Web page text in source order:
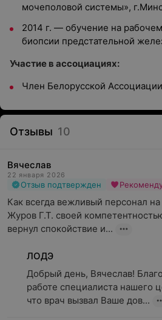
мочеполовой системы»,
2014 г. — обучение на
биопсии предстательной
Участие в ассоциациях:
Член Белорусской
Отзывы 10
Вячеслав
22 января 2026
Отзыв подтвержден
Как всегда вежливый персонал
Журов Г.Т. своей
вернул спокойствие и...
ЛОДЭ
Добрый день, Вячеслав!
работе специалиста нашего
что врач вызвал Ваше дов...